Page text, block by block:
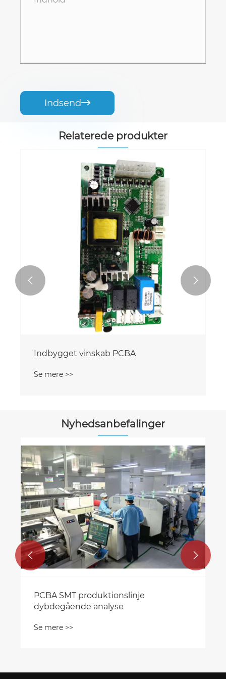
Indsend
Relaterede produkter
Indbygget vinskab PCBA
Se mere >>
 
Nyhedsanbefalinger
PCBA SMT produktionslinje
dybdegående analyse
Se mere >>
 